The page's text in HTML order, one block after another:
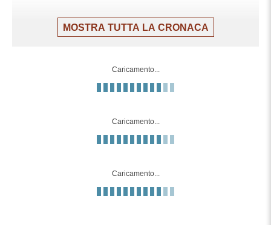
MOSTRA TUTTA LA CRONACA
Caricamento...
Caricamento...
Caricamento...